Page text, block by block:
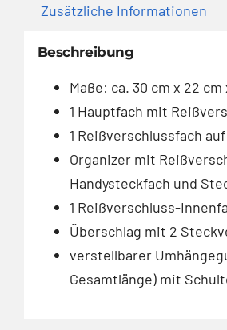
Zusätzliche Informationen
Beschreibung
Maße: ca. 30 cm x 22 cm
1 Hauptfach mit
1 Reißverschlussfach
Organizer mit
Handysteckfach und
1 Reißverschluss-
Überschlag mit 2
verstellbarer
Gesamtlänge) mit